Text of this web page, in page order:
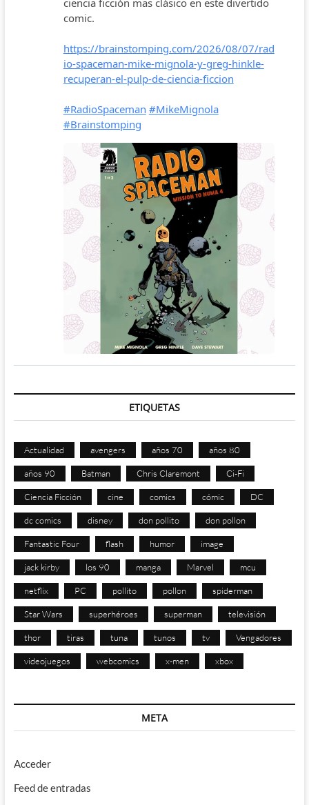
ETIQUETAS
Actualidad avengers años 70 años 80
años 90 Batman Chris Claremont Ci-Fi
Ciencia Ficción cine comics cómic DC
dc comics disney don pollito don pollon
Fantastic Four flash humor image
jack kirby los 90 manga Marvel mcu
netflix PC pollito pollon spiderman
Star Wars superhéroes superman televisión
thor tiras tuna tunos tv Vengadores
videojuegos webcomics x-men xbox
META
Acceder
Feed de entradas